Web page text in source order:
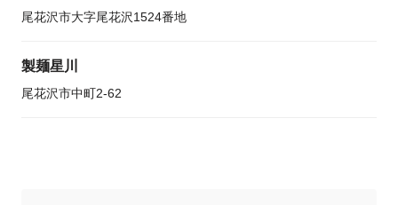
尾花沢市大字尾花沢1524番地
製麺星川
尾花沢市中町2-62